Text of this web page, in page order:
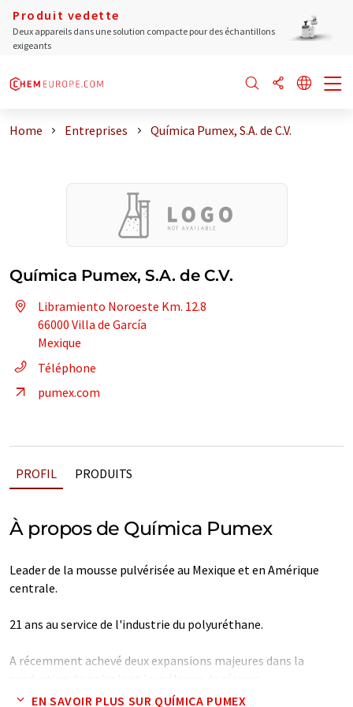
Produit vedette
Deux appareils dans une solution compacte pour des échantillons
exigeants
Home Entreprises Química Pumex, S.A. de C.V.
Química Pumex, S.A. de C.V.
Libramiento Noroeste Km. 12.8
66000 Villa de García
Mexique
Téléphone
pumex.com
PROFIL PRODUITS
À propos de Química Pumex
Leader de la mousse pulvérisée au Mexique et en Amérique
centrale.
21 ans au service de l'industrie du polyuréthane.
A récemment achevé deux expansions majeures dans la
EN SAVOIR PLUS SUR QUÍMICA PUMEX